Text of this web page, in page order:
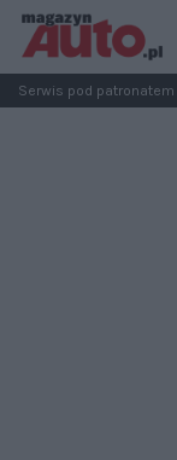
Serwis pod patronatem